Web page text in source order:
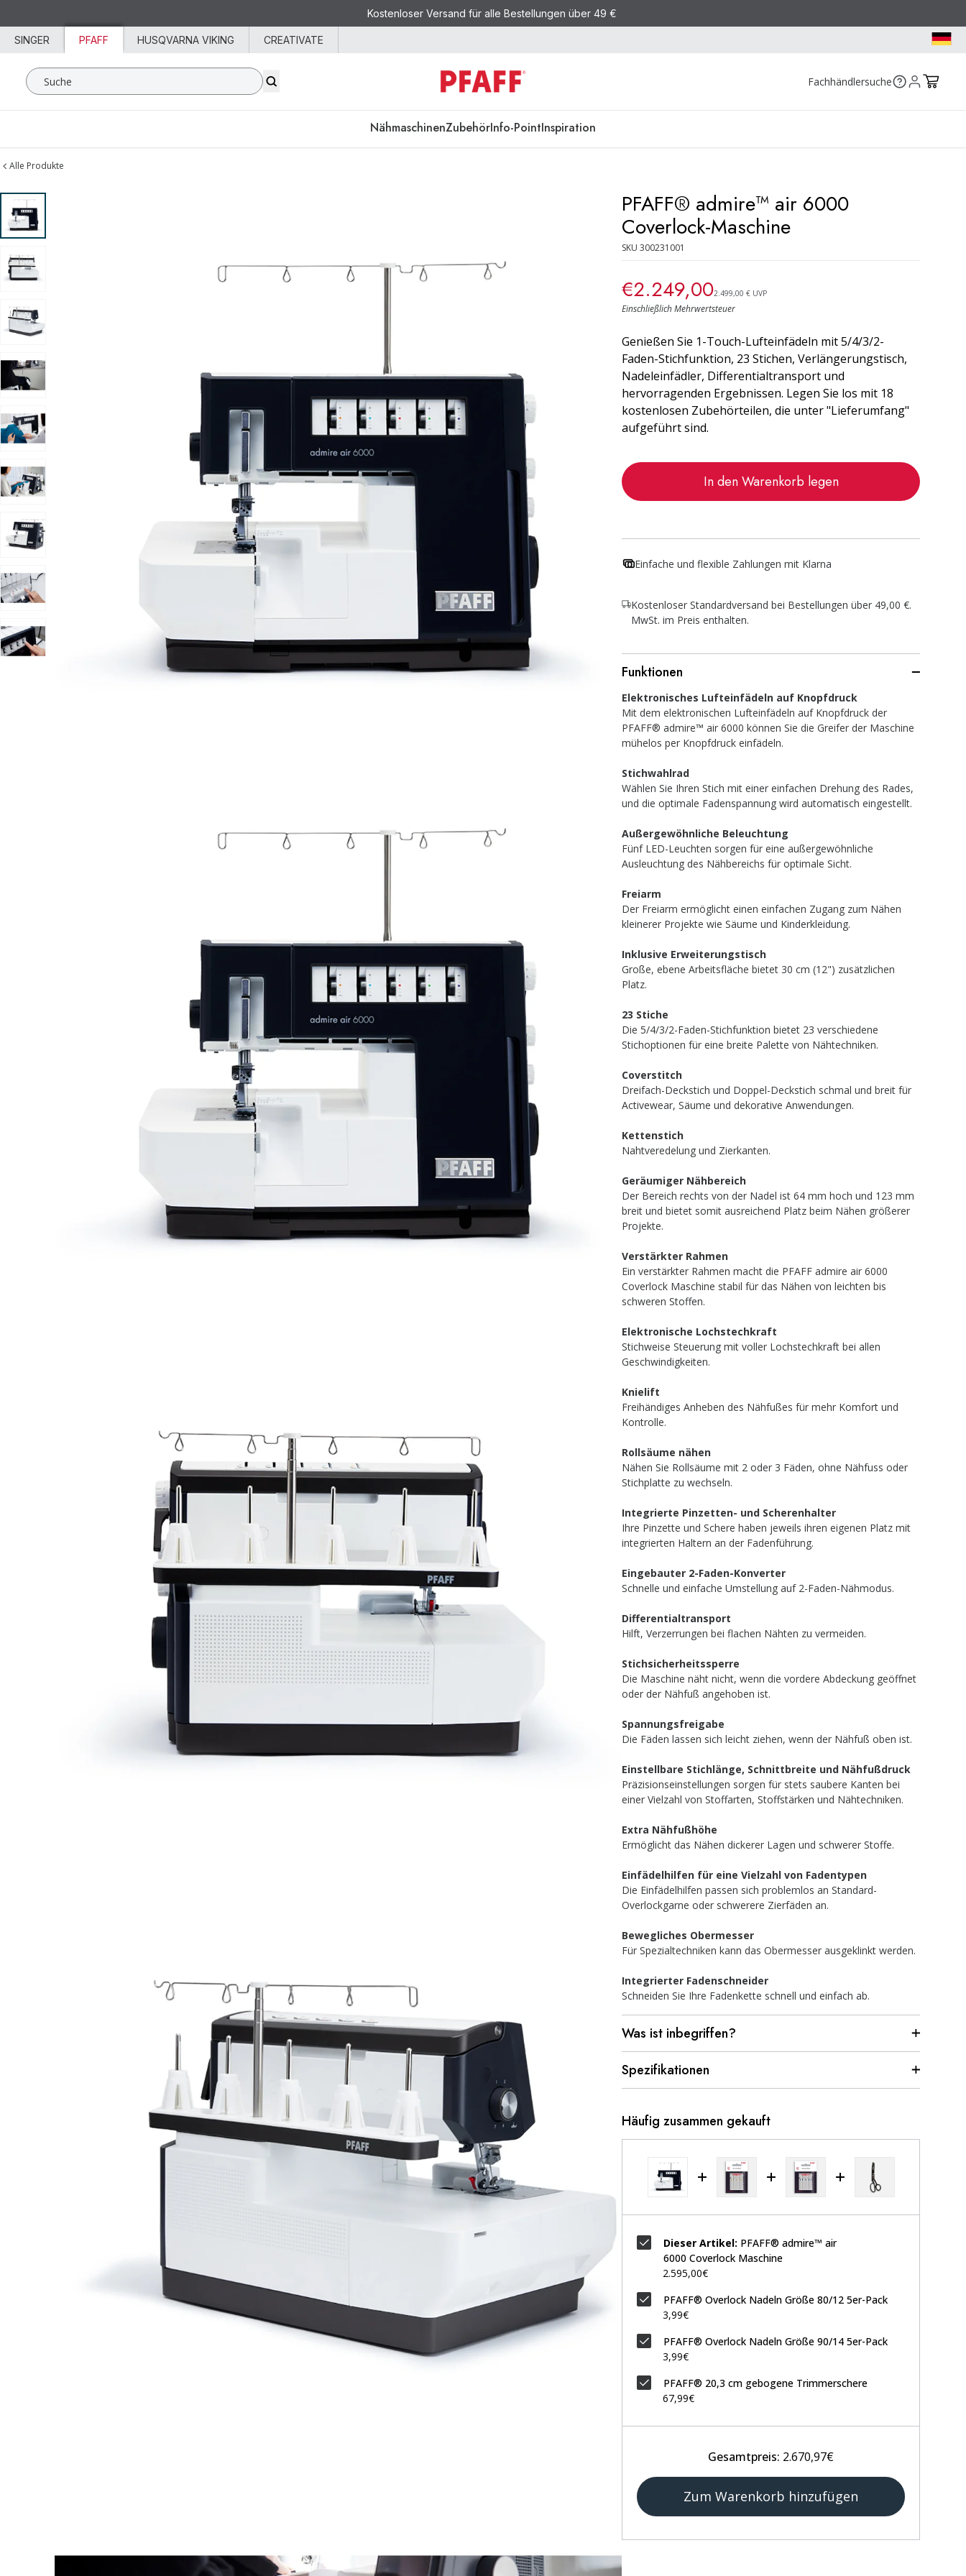
Kostenloser Versand für alle Bestellungen über 49 €
SINGER PFAFF HUSQVARNA VIKING CREATIVATE
Suche SVP Worldwide Fachhändlersuche
NähmaschinenZubehörInfo-PointInspiration
Alle Produkte
PFAFF® admire™ air 6000
Coverlock-Maschine
SKU 300231001
€2.249,002.499,00 € UVP
Einschließlich Mehrwertsteuer
Genießen Sie 1-Touch-Lufteinfädeln mit 5/4/3/2-
Faden-Stichfunktion, 23 Stichen, Verlängerungstisch,
Nadeleinfädler, Differentialtransport und
hervorragenden Ergebnissen. Legen Sie los mit 18
kostenlosen Zubehörteilen, die unter "Lieferumfang"
aufgeführt sind.
In den Warenkorb legen
Einfache und flexible Zahlungen mit Klarna
Kostenloser Standardversand bei Bestellungen über 49,00 €.
MwSt. im Preis enthalten.
Funktionen
Elektronisches Lufteinfädeln auf Knopfdruck
Mit dem elektronischen Lufteinfädeln auf Knopfdruck der
PFAFF® admire™ air 6000 können Sie die Greifer der Maschine
mühelos per Knopfdruck einfädeln.
Stichwahlrad
Wählen Sie Ihren Stich mit einer einfachen Drehung des Rades,
und die optimale Fadenspannung wird automatisch eingestellt.
Außergewöhnliche Beleuchtung
Fünf LED-Leuchten sorgen für eine außergewöhnliche
Ausleuchtung des Nähbereichs für optimale Sicht.
Freiarm
Der Freiarm ermöglicht einen einfachen Zugang zum Nähen
kleinerer Projekte wie Säume und Kinderkleidung.
Inklusive Erweiterungstisch
Große, ebene Arbeitsfläche bietet 30 cm (12") zusätzlichen
Platz.
23 Stiche
Die 5/4/3/2-Faden-Stichfunktion bietet 23 verschiedene
Stichoptionen für eine breite Palette von Nähtechniken.
Coverstitch
Dreifach-Deckstich und Doppel-Deckstich schmal und breit für
Activewear, Säume und dekorative Anwendungen.
Kettenstich
Nahtveredelung und Zierkanten.
Geräumiger Nähbereich
Der Bereich rechts von der Nadel ist 64 mm hoch und 123 mm
breit und bietet somit ausreichend Platz beim Nähen größerer
Projekte.
Verstärkter Rahmen
Ein verstärkter Rahmen macht die PFAFF admire air 6000
Coverlock Maschine stabil für das Nähen von leichten bis
schweren Stoffen.
Elektronische Lochstechkraft
Stichweise Steuerung mit voller Lochstechkraft bei allen
Geschwindigkeiten.
Knielift
Freihändiges Anheben des Nähfußes für mehr Komfort und
Kontrolle.
Rollsäume nähen
Nähen Sie Rollsäume mit 2 oder 3 Fäden, ohne Nähfuss oder
Stichplatte zu wechseln.
Integrierte Pinzetten- und Scherenhalter
Ihre Pinzette und Schere haben jeweils ihren eigenen Platz mit
integrierten Haltern an der Fadenführung.
Eingebauter 2-Faden-Konverter
Schnelle und einfache Umstellung auf 2-Faden-Nähmodus.
Differentialtransport
Hilft, Verzerrungen bei flachen Nähten zu vermeiden.
Stichsicherheitssperre
Die Maschine näht nicht, wenn die vordere Abdeckung geöffnet
oder der Nähfuß angehoben ist.
Spannungsfreigabe
Die Fäden lassen sich leicht ziehen, wenn der Nähfuß oben ist.
Einstellbare Stichlänge, Schnittbreite und Nähfußdruck
Präzisionseinstellungen sorgen für stets saubere Kanten bei
einer Vielzahl von Stoffarten, Stoffstärken und Nähtechniken.
Extra Nähfußhöhe
Ermöglicht das Nähen dickerer Lagen und schwerer Stoffe.
Einfädelhilfen für eine Vielzahl von Fadentypen
Die Einfädelhilfen passen sich problemlos an Standard-
Overlockgarne oder schwerere Zierfäden an.
Bewegliches Obermesser
Für Spezialtechniken kann das Obermesser ausgeklinkt werden.
Integrierter Fadenschneider
Schneiden Sie Ihre Fadenkette schnell und einfach ab.
Was ist inbegriffen?
Spezifikationen
Häufig zusammen gekauft
Dieser Artikel: PFAFF® admire™ air
6000 Coverlock Maschine
2.595,00€
PFAFF® Overlock Nadeln Größe 80/12 5er-Pack
3,99€
PFAFF® Overlock Nadeln Größe 90/14 5er-Pack
3,99€
PFAFF® 20,3 cm gebogene Trimmerschere
67,99€
Gesamtpreis: 2.670,97€
Zum Warenkorb hinzufügen